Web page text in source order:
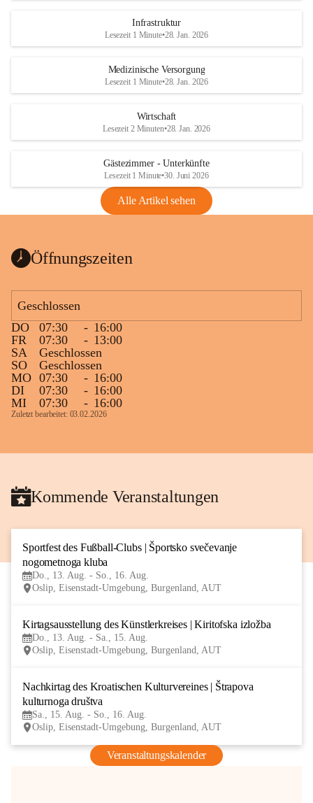
Infrastruktur
Lesezeit 1 Minute•28. Jan. 2026
Medizinische Versorgung
Lesezeit 1 Minute•28. Jan. 2026
Wirtschaft
Lesezeit 2 Minuten•28. Jan. 2026
Gästezimmer - Unterkünfte
Lesezeit 1 Minute•30. Juni 2026
Alle Artikel sehen
Öffnungszeiten
Geschlossen
DO
07:30 - 16:00
FR
07:30 - 13:00
SA
Geschlossen
SO
Geschlossen
MO 07:30 - 16:00
DI
07:30 - 16:00
MI
07:30 - 16:00
Zuletzt bearbeitet: 03.02.2026
Kommende Veranstaltungen
Sportfest des Fußball-Clubs | Športsko svečevanje
nogometnoga kluba
Do., 13. Aug. - So., 16. Aug.
Oslip, Eisenstadt-Umgebung, Burgenland, AUT
Kirtagsausstellung des Künstlerkreises | Kiritofska izložba
Do., 13. Aug. - Sa., 15. Aug.
Oslip, Eisenstadt-Umgebung, Burgenland, AUT
Nachkirtag des Kroatischen Kulturvereines | Štrapova
kulturnoga društva
Sa., 15. Aug. - So., 16. Aug.
Oslip, Eisenstadt-Umgebung, Burgenland, AUT
Veranstaltungskalender